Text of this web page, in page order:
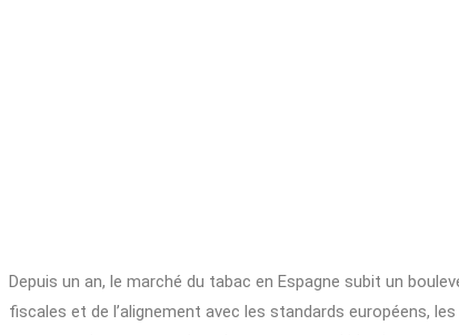
Depuis un an, le marché du tabac en Espagne subit un
fiscales et de l’alignement avec les standards européens,